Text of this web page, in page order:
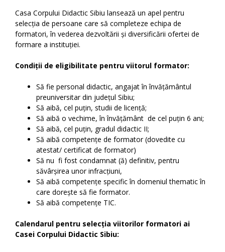
Casa Corpului Didactic Sibiu lansează un apel pentru
selecția de persoane care să completeze echipa de
formatori, în vederea dezvoltării și diversificării ofertei de
formare a instituției.
Condiții de eligibilitate pentru viitorul formator:
Să fie personal didactic, angajat în învățământul
preuniversitar din județul Sibiu;
Să aibă, cel puțin, studii de licență;
Să aibă o vechime, în învățământ de cel puțin 6 ani;
Să aibă, cel puțin, gradul didactic II;
Să aibă competențe de formator (dovedite cu
atestat/ certificat de formator)
Să nu fi fost condamnat (ă) definitiv, pentru
săvârșirea unor infracțiuni,
Să aibă competențe specific în domeniul thematic în
care dorește să fie formator.
Să aibă competențe TIC.
Calendarul pentru selecția viitorilor formatori ai
Casei Corpului Didactic Sibiu: